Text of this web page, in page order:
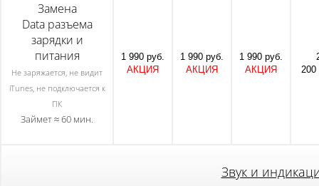
Замена
Data разъема
зарядки и
питания
Не заряжается, не видит
iTunes, не подключается к
ПК
Займет ≈ 60 мин.
1 990 руб.
АКЦИЯ
1 990 руб.
АКЦИЯ
1 990 руб.
АКЦИЯ
200
Звук и